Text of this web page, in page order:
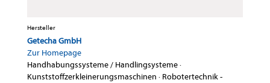
Hersteller
Getecha GmbH
Zur Homepage
Handhabungssysteme / Handlingsysteme·
Kunststoffzerkleinerungsmaschinen · Robotertechnik -